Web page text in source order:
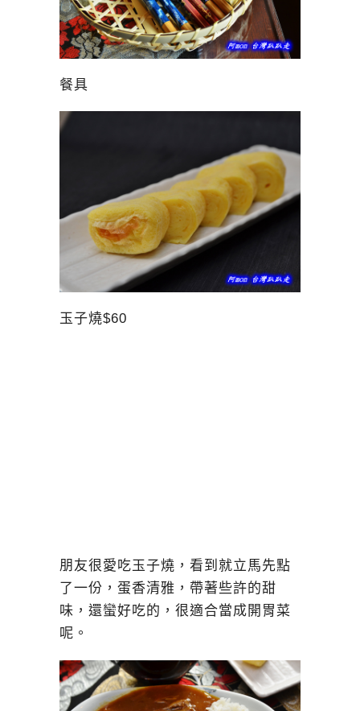
餐具
玉子燒$60
朋友很愛吃玉子燒，看到就立馬先點
了一份，蛋香清雅，帶著些許的甜
味，還蠻好吃的，很適合當成開胃菜
呢。